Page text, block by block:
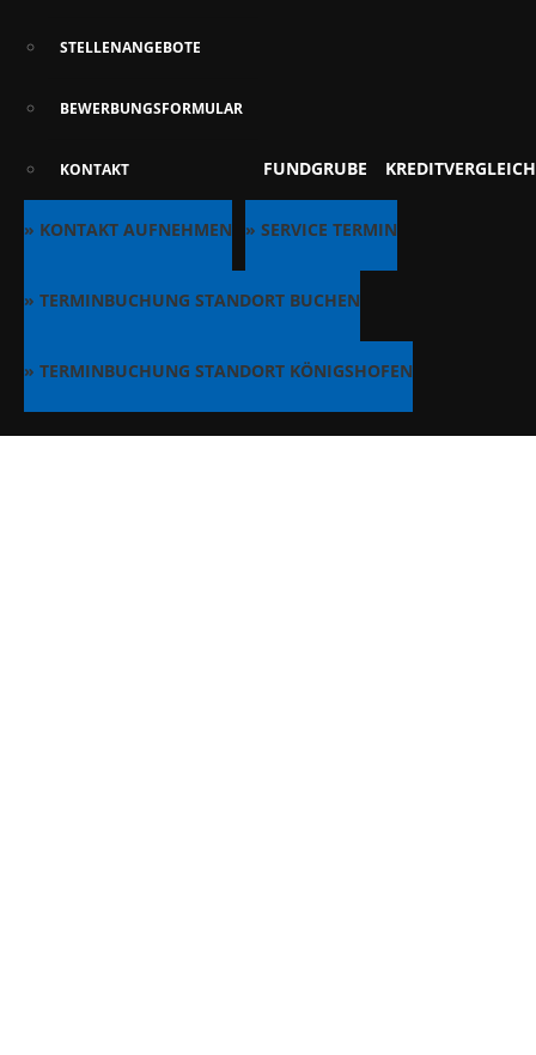
STELLENANGEBOTE
BEWERBUNGSFORMULAR
KONTAKT FUNDGRUBE KREDITVERGLEICH
» KONTAKT AUFNEHMEN » SERVICE TERMIN
» TERMINBUCHUNG STANDORT BUCHEN
» TERMINBUCHUNG STANDORT KÖNIGSHOFEN